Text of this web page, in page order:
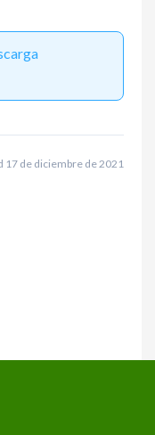
17 de diciembre de 2021